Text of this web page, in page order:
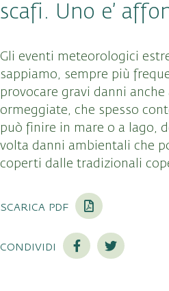
scafi. Uno e’
Gli eventi meteorologici
sappiamo, sempre più
provocare gravi danni
ormeggiate, che spesso
può finire in mare o a lago,
volta danni ambientali che
coperti dalle tradizionali
scarica pdf
condividi